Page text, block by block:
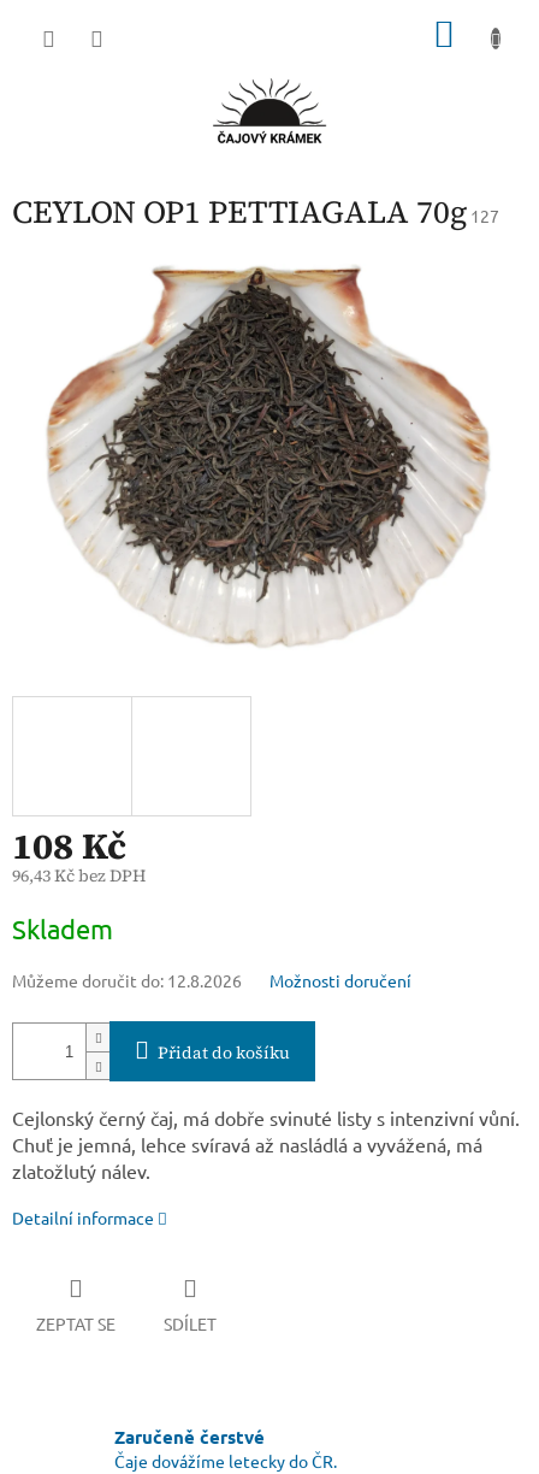
CEYLON OP1 PETTIAGALA 70g 127
108 Kč
96,43 Kč bez DPH
cena:
Skladem
Můžeme doručit do: 12.8.2026 Možnosti doručení
Přidat do košíku
Cejlonský černý čaj, má dobře svinuté listy s intenzivní vůní.
Chuť je jemná, lehce svíravá až nasládlá a vyvážená, má
zlatožlutý nálev.
Detailní informace
ZEPTAT SE SDÍLET
Zaručeně čerstvé
Čaje dovážíme letecky do ČR.